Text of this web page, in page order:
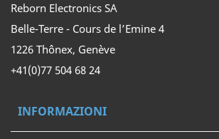
Reborn Electronics SA
Belle-Terre - Cours de l’Emine 4
1226 Thônex, Genève
+41(0)77 504 68 24
INFORMAZIONI